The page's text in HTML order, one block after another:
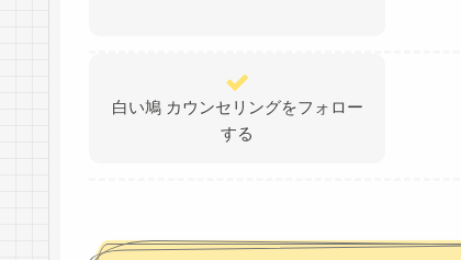
白い鳩 カウンセリングをフォロー
する